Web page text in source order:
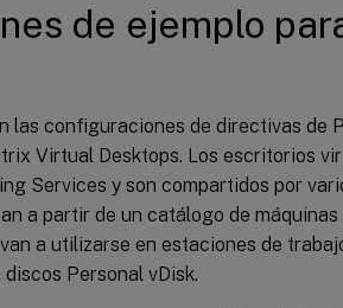
de ejemplo
las configuraciones de directivas de
Virtual Desktops. Los escritorios
Services y son compartidos por
a partir de un catálogo de
a utilizarse en estaciones de
Personal vDisk.